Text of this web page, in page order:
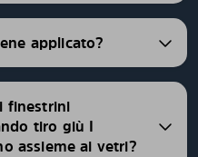
applicato?
finestrini
tiro giù I
assieme ai vetri?